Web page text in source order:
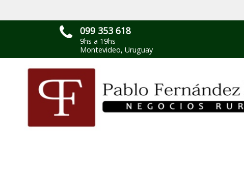
099 353 618
9hs a 19hs
Montevideo, Uruguay